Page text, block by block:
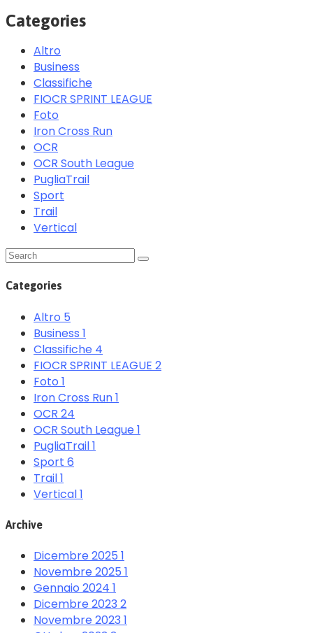
Categories
Altro
Business
Classifiche
FIOCR SPRINT LEAGUE
Foto
Iron Cross Run
OCR
OCR South League
PugliaTrail
Sport
Trail
Vertical
Categories
Altro 5
Business 1
Classifiche 4
FIOCR SPRINT LEAGUE 2
Foto 1
Iron Cross Run1
OCR 24
OCR South League1
PugliaTrail1
Sport 6
Trail1
Vertical1
Archive
Dicembre 2025 1
Novembre 2025 1
Gennaio 2024 1
Dicembre 2023 2
Novembre 2023 1